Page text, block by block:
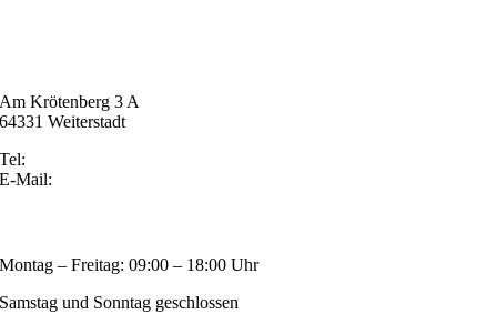
Am Krötenberg 3 A
64331 Weiterstadt
Tel:
E-Mail:
Montag – Freitag: 09:00 – 18:00 Uhr
Samstag und Sonntag geschlossen